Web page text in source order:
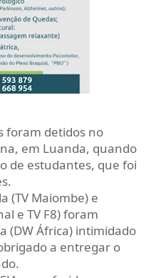
foram detidos no
em Luanda, quando
de estudantes, que foi
(TV Maiombe) e
e TV F8) foram
(DW África) intimidado
a entregar o